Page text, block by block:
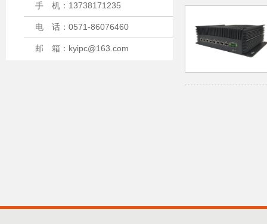
手 机：13738171235
电 话：0571-86076460
邮 箱：kyipc@163.com